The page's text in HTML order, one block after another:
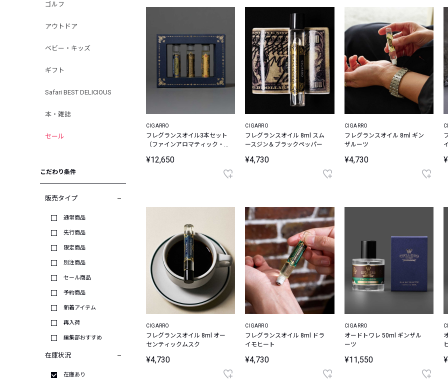
ゴルフ
アウトドア
ベビー・キッズ
ギフト
Safari BEST DELICIOUS
本・雑誌
セール
こだわり条件
販売タイプ
通常商品
先行商品
限定商品
別注商品
セール商品
予約商品
新着アイテム
再入荷
編集部おすすめ
在庫状況
在庫あり
CIGARRO
フレグランスオイル3本セット
（ファインアロマティック・
ス・スムースジン＆ブラック
¥12,650
CIGARRO
フレグランスオイル 8ml スム
ースジン＆ブラックペッパー
¥4,730
CIGARRO
フレグランスオイル 8ml ギン
ザルーツ
¥4,730
CIGARRO
フレグランスオイル 8ml オー
センティックムスク
¥4,730
CIGARRO
フレグランスオイル 8ml ドラ
イモヒート
¥4,730
CIGARRO
オードトワレ 50ml ギンザル
ーツ
¥11,550